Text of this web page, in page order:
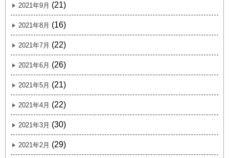
2021年9月 (21)
2021年8月 (16)
2021年7月 (22)
2021年6月 (26)
2021年5月 (21)
2021年4月 (22)
2021年3月 (30)
2021年2月 (29)